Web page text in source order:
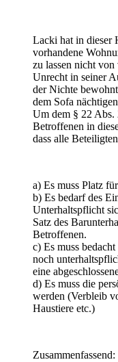
Lacki hat in dieser
vorhandene
zu lassen nicht von
Unrecht in seiner
der Nichte
dem Sofa
Um dem § 22 Abs.
Betroffenen in
dass alle
a) Es muss Platz
b) Es bedarf des
Unterhaltspflicht
Satz des
Betroffenen.
c) Es muss
noch
eine
d) Es muss die
werden (Verbleib
Haustiere etc.)
Zusammenfassend: